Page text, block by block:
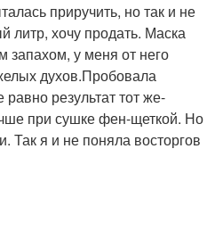
приручить, но так и не
литр, хочу продать. Маска
запахом, у меня от него
духов.Пробовала
результат тот же-
при сушке фен-щеткой. Но
Так я и не поняла восторгов